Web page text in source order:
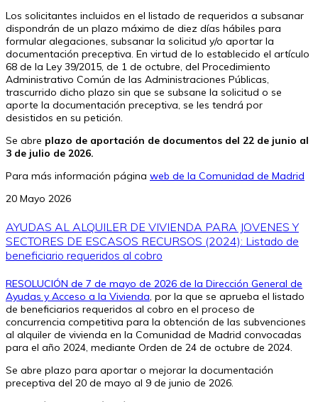
Los solicitantes incluidos en el listado de requeridos a subsanar
dispondrán de un plazo máximo de diez días hábiles para
formular alegaciones, subsanar la solicitud y/o aportar la
documentación preceptiva. En virtud de lo establecido el artículo
68 de la Ley 39/2015, de 1 de octubre, del Procedimiento
Administrativo Común de las Administraciones Públicas,
trascurrido dicho plazo sin que se subsane la solicitud o se
aporte la documentación preceptiva, se les tendrá por
desistidos en su petición.
Se abre plazo de aportación de documentos del 22 de junio al
3 de julio de 2026.
Para más información página web de la Comunidad de Madrid
20 Mayo 2026
AYUDAS AL ALQUILER DE VIVIENDA PARA JOVENES Y
SECTORES DE ESCASOS RECURSOS (2024): Listado de
beneficiario requeridos al cobro
RESOLUCIÓN de 7 de mayo de 2026 de la Dirección General de
Ayudas y Acceso a la Vivienda, por la que se aprueba el listado
de beneficiarios requeridos al cobro en el proceso de
concurrencia competitiva para la obtención de las subvenciones
al alquiler de vivienda en la Comunidad de Madrid convocadas
para el año 2024, mediante Orden de 24 de octubre de 2024.
Se abre plazo para aportar o mejorar la documentación
preceptiva del 20 de mayo al 9 de junio de 2026.